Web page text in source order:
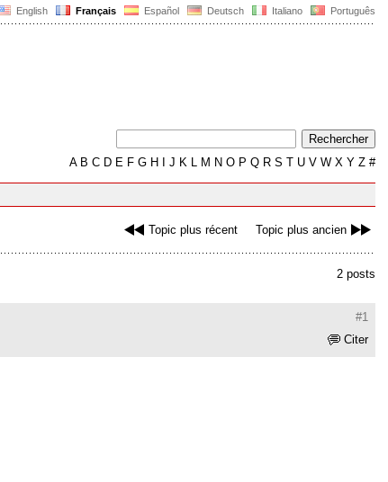
English Français Español Deutsch Italiano Português
AB C D E F G H J K L M N O P Q R S T U V W X Y Z #
Topic plus récent Topic plus ancien
2 posts
#1
Citer